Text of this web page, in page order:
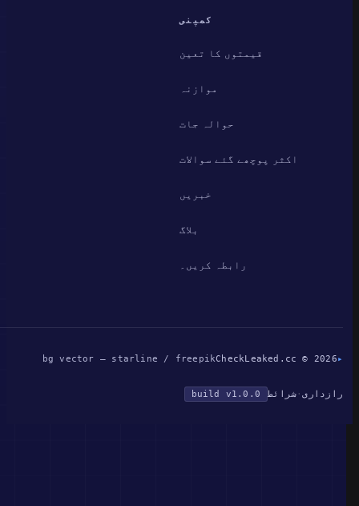
کمپنی
قیمتوں کا تعین
موازنہ
حوالہ جات
اکثر پوچھے گئے سوالات
خبریں
بلاگ
رابطہ کریں۔
CheckLeaked.cc © 2026
bg vector — starline / freepik
رازداری · شرائط build v1.0.0